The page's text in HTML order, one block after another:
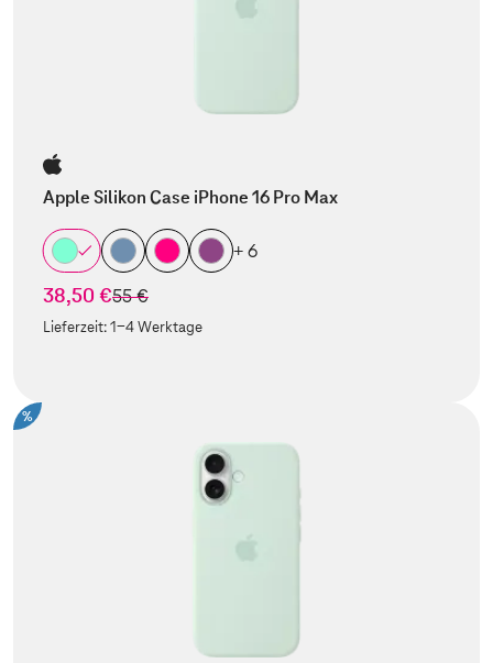
Apple Silikon Case iPhone 16 Pro Max
+ 6
38,50 €statt
55 €
Lieferzeit:1-4 Werktage
%